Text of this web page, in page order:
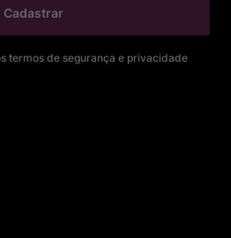
Cadastrar
termos de segurança e privacidade